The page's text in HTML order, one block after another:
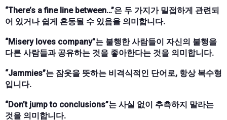
“There’s a fine line between…”은 두 가지가 밀접하게 관련되
어 있거나 쉽게 혼동될 수 있음을 의미합니다.
“Misery loves company”는 불행한 사람들이 자신의 불행을
다른 사람들과 공유하는 것을 좋아한다는 것을 의미합니다.
“Jammies”는 잠옷을 뜻하는 비격식적인 단어로, 항상 복수형
입니다.
“Don’t jump to conclusions”는 사실 없이 추측하지 말라는
것을 의미합니다.